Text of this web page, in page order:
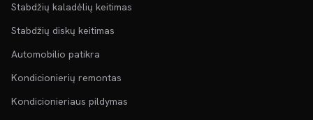
Stabdžių kaladėlių keitimas
Stabdžių diskų keitimas
Automobilio patikra
Kondicionierių remontas
Kondicionieriaus pildymas